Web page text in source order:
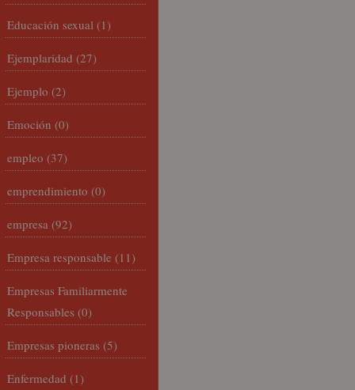
Educación sexual (1)
Ejemplaridad (27)
Ejemplo (2)
Emoción (0)
empleo (37)
emprendimiento (0)
empresa (92)
Empresa responsable (11)
Empresas Familiarmente
Responsables (0)
Empresas pioneras (5)
Enfermedad (1)